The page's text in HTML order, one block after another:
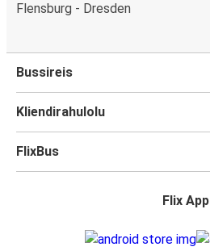
Flensburg - Dresden
Bussireis
Kliendirahulolu
FlixBus
Flix App